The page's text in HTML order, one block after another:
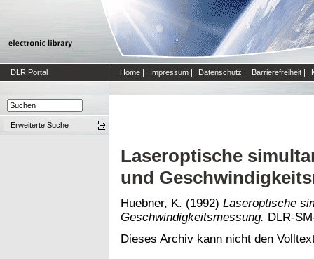
DLR Portal Home | Impressum | Datenschutz | Barrierefreiheit |
Erweiterte Suche
Laseroptische
und
Huebner, K. (1992) Laseroptische
Geschwindigkeitsmessung. DLR-
Dieses Archiv kann nicht den